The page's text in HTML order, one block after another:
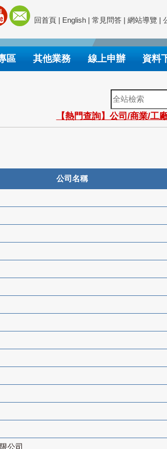
回首頁 | English | 常見問答 | 網站導覽 |
區 其他業務 線上申辦 資料
全
站
檢
索
【熱門查詢】公司/商業/工
公司名稱
公司